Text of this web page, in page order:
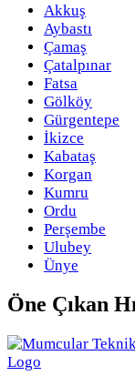
Akkuş
Aybastı
Çamaş
Çatalpınar
Fatsa
Gölköy
Gürgentepe
İkizce
Kabataş
Korgan
Kumru
Ordu
Perşembe
Ulubey
Ünye
Öne Çıkan